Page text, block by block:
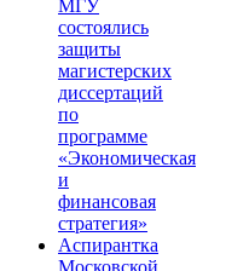
МГУ
состоялись
защиты
магистерских
диссертаций
по
программе
«Экономическая
и
финансовая
стратегия»
Аспирантка